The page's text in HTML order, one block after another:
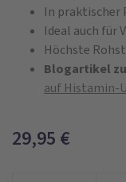
In praktischer
Ideal auch für
Höchste
Blogartikel
auf Histamin-
29,95 €